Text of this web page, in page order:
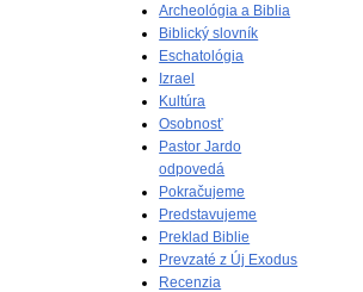
Archeológia a Biblia
Biblický slovník
Eschatológia
Izrael
Kultúra
Osobnosť
Pastor Jardo
odpovedá
Pokračujeme
Predstavujeme
Preklad Biblie
Prevzaté z Új Exodus
Recenzia